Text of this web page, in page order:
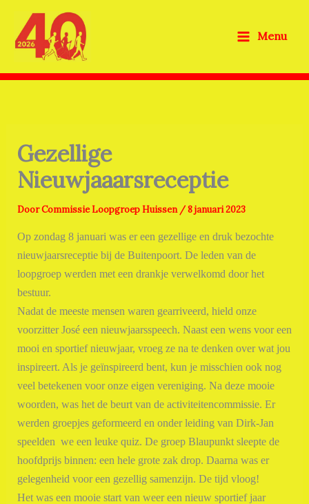
naar
Menu
Gezellige
Nieuwjaaarsreceptie
DoorCommissie Loopgroep Huissen /8 januari 2023
Op zondag 8 januari was er een gezellige en druk bezochte
nieuwjaarsreceptie bij de Buitenpoort. De leden van de
loopgroep werden met een drankje verwelkomd door het
bestuur.
Nadat de meeste mensen waren gearriveerd, hield onze
voorzitter José een nieuwjaarsspeech. Naast een wens voor een
mooi en sportief nieuwjaar, vroeg ze na te denken over wat jou
inspireert. Als je geïnspireerd bent, kun je misschien ook nog
veel betekenen voor onze eigen vereniging. Na deze mooie
woorden, was het de beurt van de activiteitencommissie. Er
werden groepjes geformeerd en onder leiding van Dirk-Jan
speelden we een leuke quiz. De groep Blaupunkt sleepte de
hoofdprijs binnen: een hele grote zak drop. Daarna was er
gelegenheid voor een gezellig samenzijn. De tijd vloog!
Het was een mooie start van weer een nieuw sportief jaar